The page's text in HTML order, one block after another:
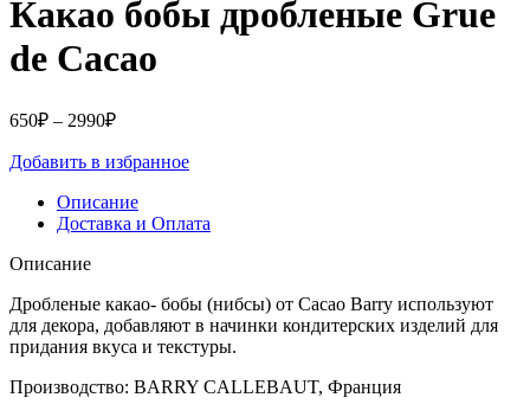
Какао бобы дробленые Grue
de Cacao
650₽ – 2990₽Диапазон
650₽
2990₽
Добавить в избранное
Описание
Доставка и Оплата
Описание
Дробленые какао- бобы (нибсы) от Cacao Barry используют
для декора, добавляют в начинки кондитерских изделий для
придания вкуса и текстуры.
Производство: BARRY CALLEBAUT, Франция